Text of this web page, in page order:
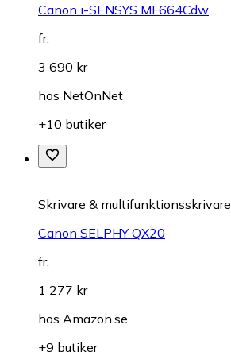
Canon i-SENSYS MF664Cdw
fr.
3 690 kr
hos NetOnNet
+10 butiker
Skrivare & multifunktionsskrivare
Canon SELPHY QX20
fr.
1 277 kr
hos Amazon.se
+9 butiker